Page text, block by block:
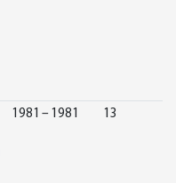
1981 – 1981 13